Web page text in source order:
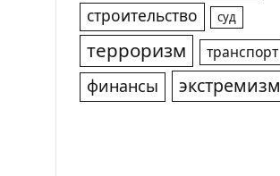
строительство суд
терроризм транспорт
финансы экстремизм